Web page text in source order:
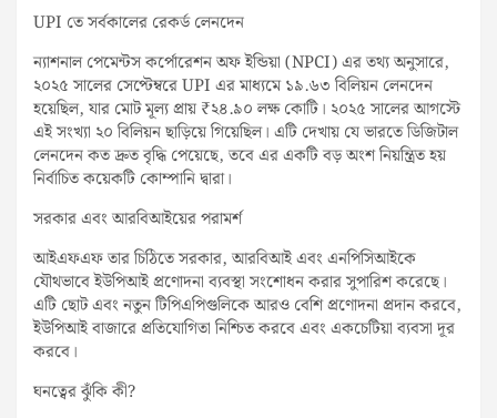
UPI তে সর্বকালের রেকর্ড লেনদেন
ন্যাশনাল পেমেন্টস কর্পোরেশন অফ ইন্ডিয়া (NPCI) এর তথ্য অনুসারে,
২০২৫ সালের সেপ্টেম্বরে UPI এর মাধ্যমে ১৯.৬৩ বিলিয়ন লেনদেন
হয়েছিল, যার মোট মূল্য প্রায় ₹২৪.৯০ লক্ষ কোটি। ২০২৫ সালের আগস্টে
এই সংখ্যা ২০ বিলিয়ন ছাড়িয়ে গিয়েছিল। এটি দেখায় যে ভারতে ডিজিটাল
লেনদেন কত দ্রুত বৃদ্ধি পেয়েছে, তবে এর একটি বড় অংশ নিয়ন্ত্রিত হয়
নির্বাচিত কয়েকটি কোম্পানি দ্বারা।
সরকার এবং আরবিআইয়ের পরামর্শ
আইএফএফ তার চিঠিতে সরকার, আরবিআই এবং এনপিসিআইকে
যৌথভাবে ইউপিআই প্রণোদনা ব্যবস্থা সংশোধন করার সুপারিশ করেছে।
এটি ছোট এবং নতুন টিপিএপিগুলিকে আরও বেশি প্রণোদনা প্রদান করবে,
ইউপিআই বাজারে প্রতিযোগিতা নিশ্চিত করবে এবং একচেটিয়া ব্যবসা দূর
করবে।
ঘনত্বের ঝুঁকি কী?